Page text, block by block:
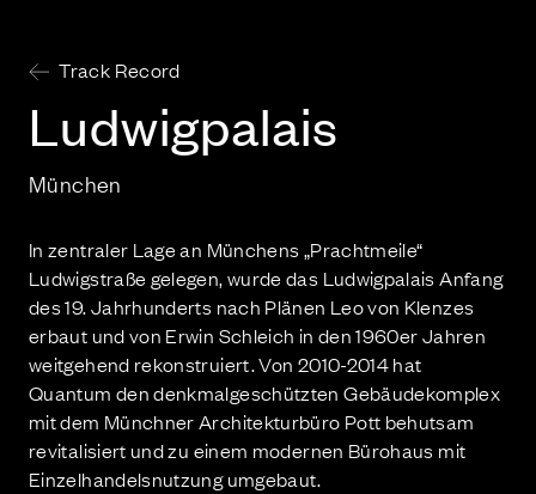
Track Record
Lud­wig­pa­lais
München
In zentraler Lage an Münchens „Prachtmeile“
Ludwigstraße gelegen, wurde das Ludwigpalais Anfang
des 19. Jahrhunderts nach Plänen Leo von Klenzes
erbaut und von Erwin Schleich in den 1960er Jahren
weitgehend rekonstruiert. Von 2010-2014 hat
Quantum den denkmalgeschützten Gebäudekomplex
mit dem Münchner Architekturbüro Pott behutsam
revitalisiert und zu einem modernen Bürohaus mit
Einzelhandelsnutzung umgebaut.